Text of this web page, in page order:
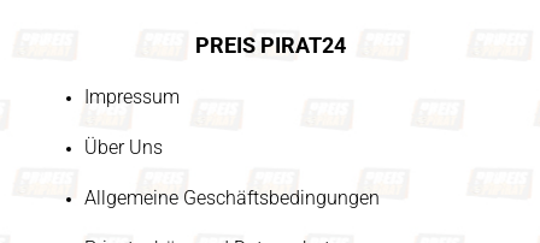
PREIS PIRAT24
Impressum
Über Uns
Allgemeine Geschäftsbedingungen